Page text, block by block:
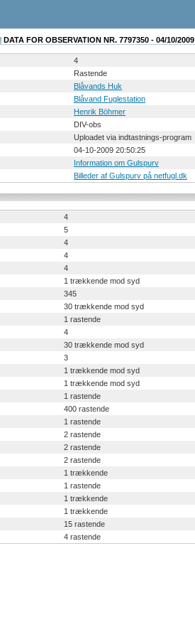
DATA FOR OBSERVATION NR. 7797350 - 04/10/2009
4
Rastende
Blåvands Huk
Blåvand Fuglestation
Henrik Böhmer
DIV-obs
Uploadet via indtastnings-program
04-10-2009 20:50:25
Information om Gulspurv
Billeder af Gulspurv på netfugl.dk
4
5
4
4
4
1 trækkende mod syd
345
30 trækkende mod syd
1 rastende
4
30 trækkende mod syd
3
1 trækkende mod syd
1 trækkende mod syd
1 rastende
400 rastende
1 rastende
2 rastende
2 rastende
2 rastende
1 trækkende
1 rastende
1 trækkende
1 trækkende
15 rastende
4 rastende